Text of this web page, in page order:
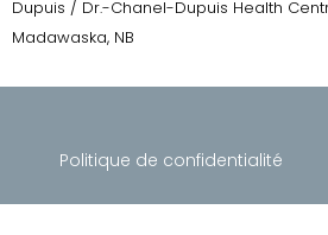
Dupuis / Dr.-Chanel-Dupuis Health
Madawaska, NB
Politique de confidentialité